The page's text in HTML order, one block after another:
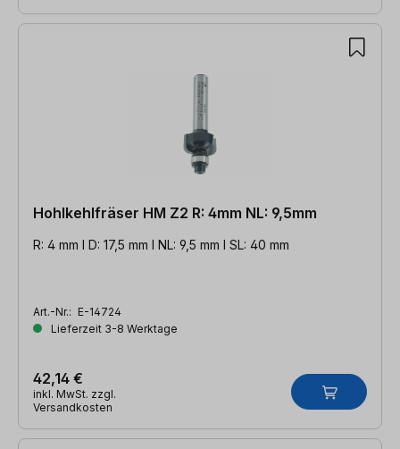
Hohlkehlfräser HM Z2 R: 4mm NL: 9,5mm
R: 4 mm l D: 17,5 mm l NL: 9,5 mm l SL: 40 mm
Art.-Nr.: E-14724
Lieferzeit 3-8 Werktage
42,14 €
inkl. MwSt. zzgl.
Versandkosten